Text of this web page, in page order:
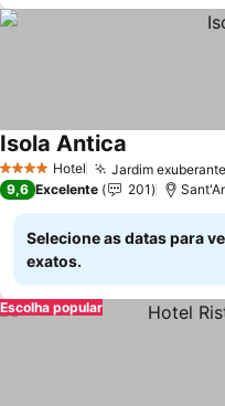
4 EstrelasHotel Jardim
Isola Antica
9,6 Excelente 201
Selecione as datas para
exatos.
Escolha popular